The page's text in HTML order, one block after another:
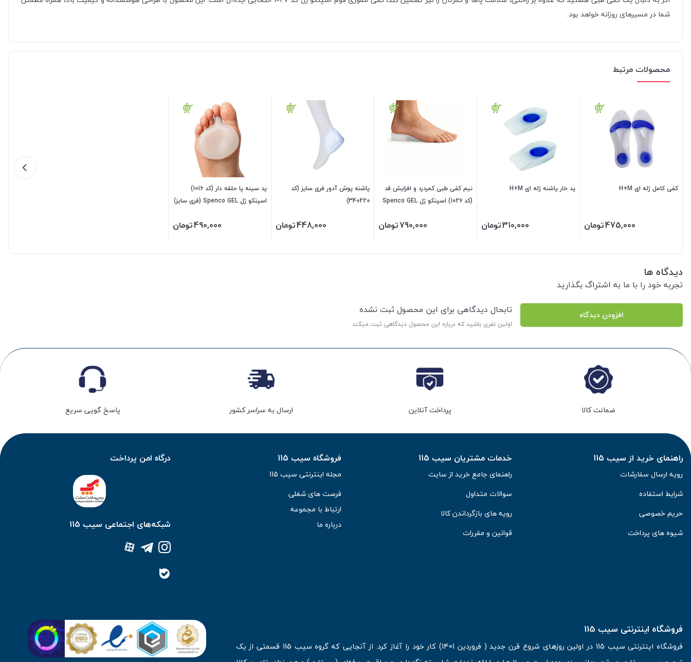
شما در مسیرهای روزانه خواهد بود.
محصولات مرتبط
کفی کامل ژله ای H+M
475,000تومان
پد خار پاشنه ژله ای H+M
310,000تومان
نیم کفی طبی کمردرد و افزایش قد
(کد 1026) اسپنکو ژل Spenco GEL
790,000تومان
پاشنه پوش آدور فری سایز (کد
340220)
448,000تومان
پد سینه پا حلقه دار (کد 1016)
اسپنکو ژل Spenco GEL (فری سایز)
490,000تومان
دیدگاه ها
تجربه خود را با ما به اشتراگ بگذارید
افزودن دیدگاه تابحال دیدگاهی برای این محصول ثبت نشده
اولین نفری باشید که درباره این محصول دیدگاهی ثبت میکند
ضمانت کالا پرداخت آنلاین ارسال به سراسر کشور پاسخ گویی سریع
راهنمای خرید از سیب 115
رویه ارسال سفارشات
شرایط استفاده
حریم خصوصی
شیوه های پرداخت
خدمات مشتریان سیب 115
راهنمای جامع خرید از سایت
سوالات متداول
رویه های بازگرداندن کالا
قوانین و مقررات
فروشگاه سیب 115
مجله اینترنتی سیب 115
فرصت های شغلی
ارتباط با مجموعه
درباره ما
درگاه امن پرداخت
شبکه‌های اجتماعی سیب 115
فروشگاه اینترنتی سیب 115
فروشگاه اینترنتی سیب 115 در اولین روزهای شروع قرن جدید ( فروردین 1401) کار خود را آغاز کرد. از آنجایی که گروه سیب 115 قسمتی از یک